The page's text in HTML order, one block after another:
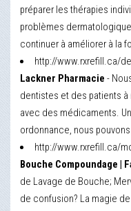
préparer les thérapies
problèmes
continuer à améliorer à la
http://www.rxrefill.ca/
Lackner Pharmacie -
dentistes et des patients
avec des médicaments.
ordonnance, nous
http://www.rxrefill.ca/
Bouche Compoundage |
de Lavage de Bouche;
de confusion? La magie